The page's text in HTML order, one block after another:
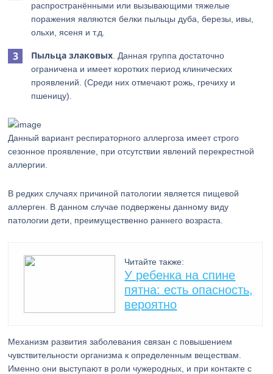
распространёнными или вызывающими тяжелые
поражения являются белки пыльцы дуба, березы, ивы,
ольхи, ясеня и т.д.
Пыльца злаковых . Данная группа достаточно
ограничена и имеет коротких период клинических
проявлений. (Среди них отмечают рожь, гречиху и
пшеницу).
Данный вариант респираторного аллергоза имеет строго
сезонное проявление, при отсутствии явлений перекрестной
аллергии.
В редких случаях причиной патологии является пищевой
аллерген. В данном случае подвержены данному виду
патологии дети, преимущественно раннего возраста.
Читайте также:
У ребенка на спине
пятна: есть опасность,
вероятно
Механизм развития заболевания связан с повышением
чувствительности организма к определенным веществам.
Именно они выступают в роли чужеродных, и при контакте с